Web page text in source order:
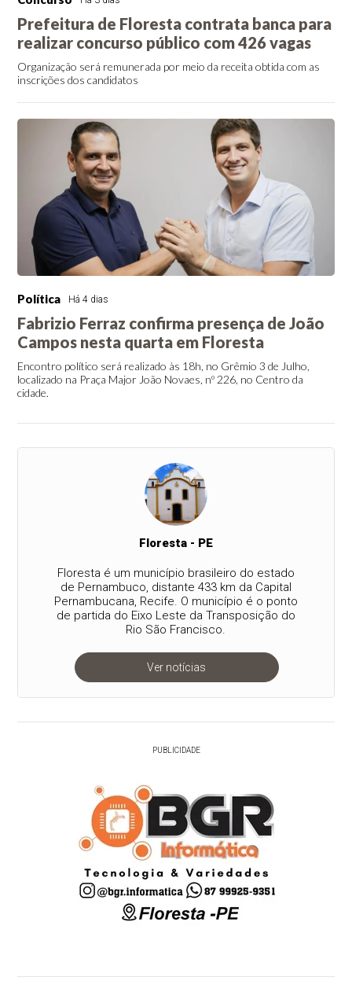
Prefeitura de Floresta contrata banca para
realizar concurso público com 426 vagas
Organização será remunerada por meio da receita obtida com as
inscrições dos candidatos
Política Há 4 dias
Fabrizio Ferraz confirma presença de João
Campos nesta quarta em Floresta
Encontro político será realizado às 18h, no Grêmio 3 de Julho,
localizado na Praça Major João Novaes, nº 226, no Centro da
cidade.
Floresta - PE
Floresta é um município brasileiro do estado
de Pernambuco, distante 433 km da Capital
Pernambucana, Recife. O município é o ponto
de partida do Eixo Leste da Transposição do
Rio São Francisco.
Ver notícias
PUBLICIDADE